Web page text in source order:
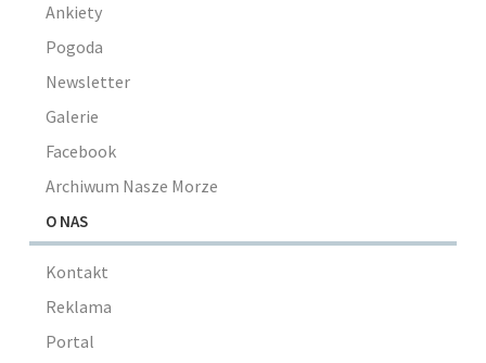
Ankiety
Pogoda
Newsletter
Galerie
Facebook
Archiwum Nasze Morze
O NAS
Kontakt
Reklama
Portal